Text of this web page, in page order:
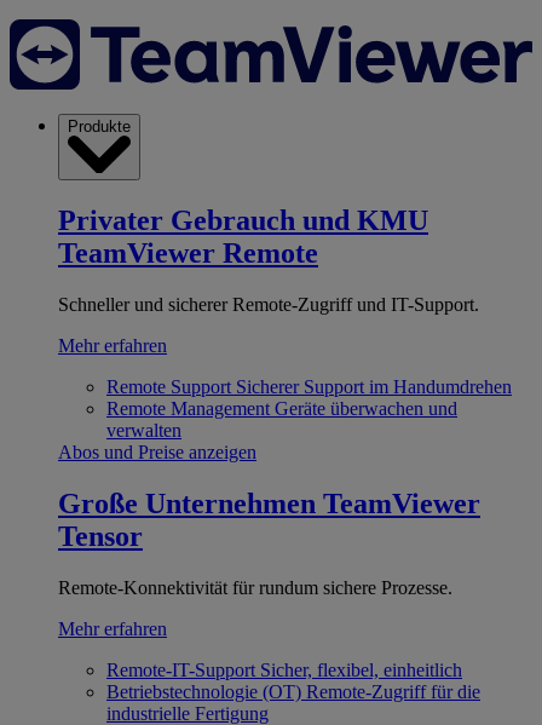
Produkte
Privater Gebrauch und KMU
TeamViewer Remote
Schneller und sicherer Remote-Zugriff und IT-Support.
Mehr erfahren
Remote Support Sicherer Support im Handumdrehen
Remote Management Geräte überwachen und
verwalten
Abos und Preise anzeigen
Große Unternehmen TeamViewer
Tensor
Remote-Konnektivität für rundum sichere Prozesse.
Mehr erfahren
Remote-IT-Support Sicher, flexibel, einheitlich
Betriebstechnologie (OT) Remote-Zugriff für die
industrielle Fertigung